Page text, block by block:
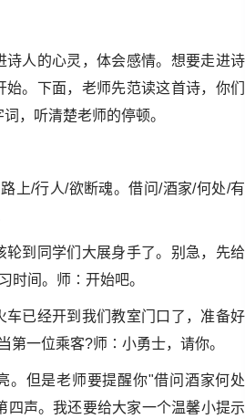
诗人的心灵，体会感情。想要走进诗
始。下面，老师先范读这首诗，你们
，听清楚老师的停顿。
上/行人/欲断魂。借问/酒家/何处/有
轮到同学们大展身手了。别急，先给
时间。师 ∶ 开始吧。
车已经开到我们教室门口了，准备好
第一位乘客?师 ∶ 小勇士，请你。
。但是老师要提醒你"借问酒家何处
四声。我还要给大家一个温馨小提示